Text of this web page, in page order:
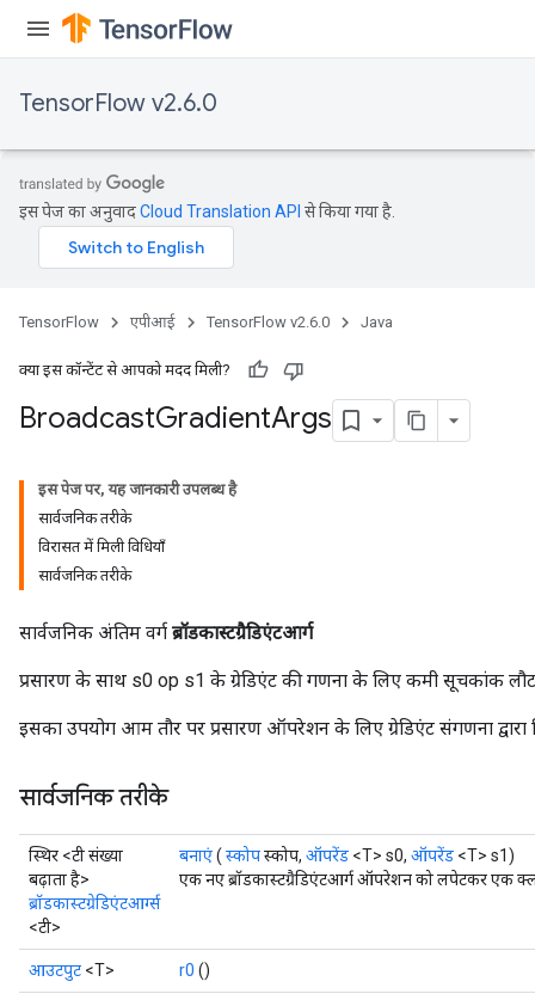
TensorFlow v2.6.0
इस पेज का अनुवादCloud Translation API से किया गया है.
TensorFlow एपीआई TensorFlow v2.6.0 Java
क्या इस कॉन्टेंट से आपको मदद मिली?
BroadcastGradientArgs
इस पेज पर, यह जानकारी उपलब्ध है
सार्वजनिक तरीके
विरासत में मिली विधियाँ
सार्वजनिक तरीके
सार्वजनिक अंतिम वर्ग ब्रॉडकास्टग्रैडिएंटआर्ग
प्रसारण के साथ s0 op s1 के ग्रेडिएंट की गणना के लिए कमी सूचकांक
इसका उपयोग आम तौर पर प्रसारण ऑपरेशन के लिए ग्रेडिएंट संगणना द्वारा
सार्वजनिक तरीके
स्थिर <टी संख्या
बढ़ाता है>
ब्रॉडकास्टग्रेडिएंटआर्ग्स
<टी>
बनाएं( स्कोपस्कोप, ऑपरेंड <T> s0, ऑपरेंड <T> s1)
एक नए ब्रॉडकास्टग्रैडिएंटआर्ग ऑपरेशन को लपेटकर एक
आउटपुट <T> r0 ()